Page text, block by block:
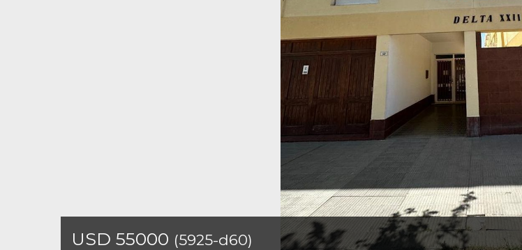
USD 55000 (5925-d60)